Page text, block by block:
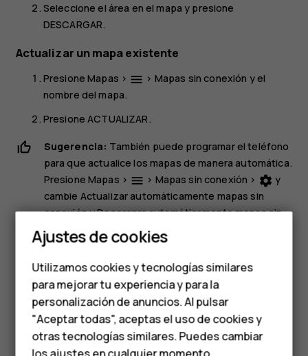
Smartphones
Teléfonos de gama
media
Teléfonos para
personas mayores
Seleccione el área en el mapa y presione
DESCARGAR.
Actualizar un mapa existente
PresioneMapas > menu > Mapas sin conexión y el
nombre del mapa.
PresioneACTUALIZAR.
Sugerencia: También puede programar el teléfono
para que actualice los mapas de manera automática.
PresioneMapas > menu > Mapas sin conexión > settings y
cambie Actualizar automáticamente mapas sin
conexiónyDescargar automáticamente mapas sin
conexión
aActivado .
PresioneMapas>dehaze>Mapas sin conexión
nombre del mapa.
PresioneELIMINAR.
Ajustes de cookies
Utilizamos cookies y tecnologías similares
para mejorar tu experiencia y para la
personalización de anuncios. Al pulsar
"Aceptar todas", aceptas el uso de cookies y
otras tecnologías similares. Puedes cambiar